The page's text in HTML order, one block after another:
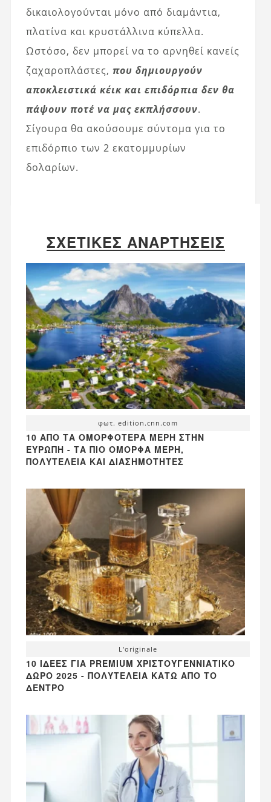
δικαιολογούνται μόνο από διαμάντια,
πλατίνα και κρυστάλλινα κύπελλα.
Ωστόσο, δεν μπορεί να το αρνηθεί κανείς
ζαχαροπλάστες, που δημιουργούν
αποκλειστικά κέικ και επιδόρπια δεν θα
πάψουν ποτέ να μας εκπλήσσουν.
Σίγουρα θα ακούσουμε σύντομα για το
επιδόρπιο των 2 εκατομμυρίων
δολαρίων.
ΣΧΕΤΙΚΈΣ ΑΝΑΡΤΉΣΕΙΣ
φωτ. edition.cnn.com
10 ΑΠΌ ΤΑ ΟΜΟΡΦΌΤΕΡΑ ΜΈΡΗ ΣΤΗΝ
ΕΥΡΏΠΗ - ΤΑ ΠΙΟ ΌΜΟΡΦΑ ΜΈΡΗ,
ΠΟΛΥΤΈΛΕΙΑ ΚΑΙ ΔΙΑΣΗΜΌΤΗΤΕΣ
L'originale
10 ΙΔΈΕΣ ΓΙΑ PREMIUM ΧΡΙΣΤΟΥΓΕΝΝΙΆΤΙΚΟ
ΔΏΡΟ 2025 - ΠΟΛΥΤΈΛΕΙΑ ΚΆΤΩ ΑΠΌ ΤΟ
ΔΈΝΤΡΟ